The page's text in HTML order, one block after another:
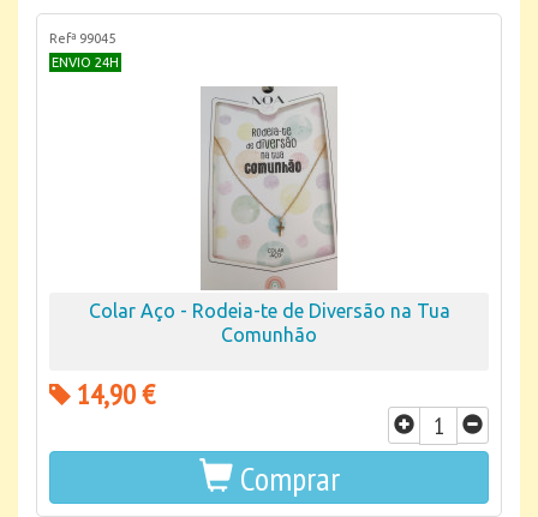
Refª 99045
ENVIO 24H
Colar Aço - Rodeia-te de Diversão na Tua
Comunhão
14,90 €
Comprar